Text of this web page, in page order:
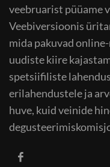
veebruarist püüame
Veebiversioonis
mida pakuvad
uudiste kiire
spetsiifiliste
erilahendustele ja
huve, kuid veinide